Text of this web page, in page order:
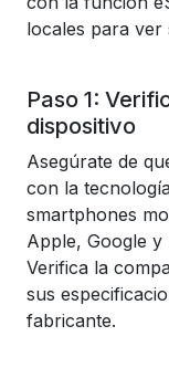
locales para ver
Paso 1:
dispositivo
Asegúrate de
con la
smartphones
Apple, Google
Verifica la
sus
fabricante.